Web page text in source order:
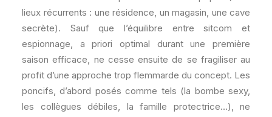
lieux récurrents : une résidence, un magasin, une cave
secrète). Sauf que l’équilibre entre sitcom et
espionnage, a priori optimal durant une première
saison efficace, ne cesse ensuite de se fragiliser au
profit d’une approche trop flemmarde du concept. Les
poncifs, d’abord posés comme tels (la bombe sexy,
les collègues débiles, la famille protectrice…), ne